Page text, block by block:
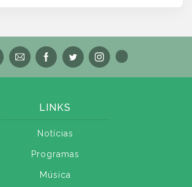
LINKS
Notícias
Programas
Música